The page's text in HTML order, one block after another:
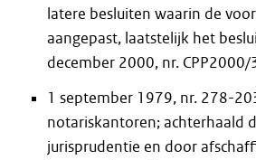
latere besluiten waarin de
aangepast, laatstelijk het
december 2000, nr.
1 september 1979, nr. 278-
notariskantoren; achterhaald
jurisprudentie en door